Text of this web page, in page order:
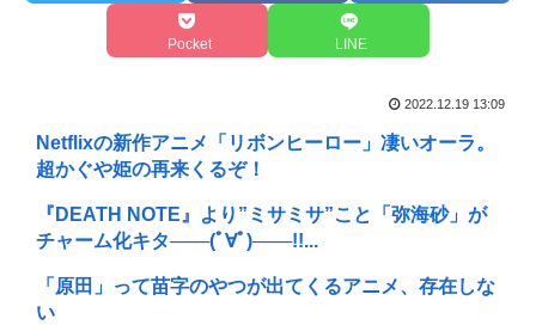
Pocket LINE
2022.12.19 13:09
Netflixの新作アニメ「リボンヒーロー」凄いオーラ。
超かぐや姫の再来くるぞ！
『DEATH NOTE』より”ミサミサ”こと「弥海砂」が
チャーム化キタ───(ﾟ∀ﾟ)───!!...
「原田」って苗字のやつが出てくるアニメ、存在しな
い